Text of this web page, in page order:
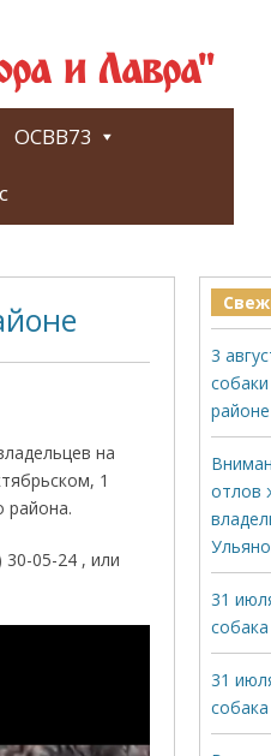
и Лавра"
ОСВВ73
на
1
района.
05-24 , или
3
районе
отлов
31
31